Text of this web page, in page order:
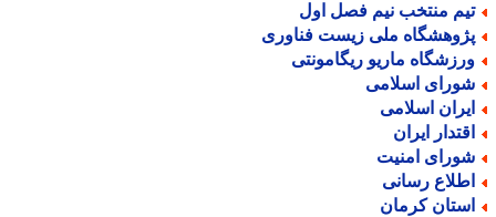
منتخب نیم فصل اول
ملی زیست فناوری
ماریو ریگامونتی
اسلامی
اسلامی
ایران
امنیت
رسانی
کرمان